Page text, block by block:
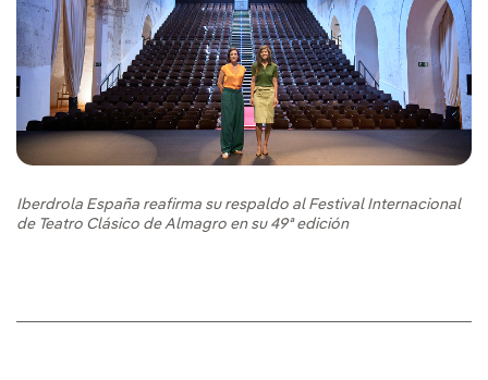
Iberdrola España reafirma su respaldo al Festival Internacional
de Teatro Clásico de Almagro en su 49ª edición